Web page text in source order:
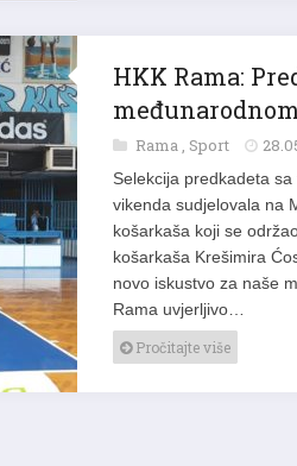
HKK Rama:
Rama , Sport
Selekcija predkadeta
vikenda sudjelovala na
košarkaša koji se
košarkaša Krešimira
novo iskustvo za naše
Rama uvjerljivo…
Pročitajte više